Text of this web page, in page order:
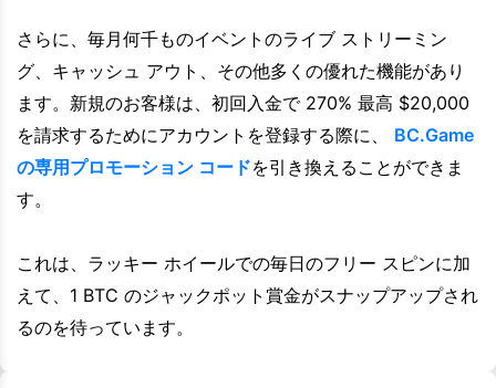
さらに、毎月何千ものイベントのライブ ストリーミン
グ、キャッシュ アウト、その他多くの優れた機能があり
ます。新規のお客様は、初回入金で 270% 最高 $20,000
を請求するためにアカウントを登録する際に、 BC.Game
の専用プロモーション コードを引き換えることができま
す。
これは、ラッキー ホイールでの毎日のフリー スピンに加
えて、1 BTC のジャックポット賞金がスナップアップされ
るのを待っています。